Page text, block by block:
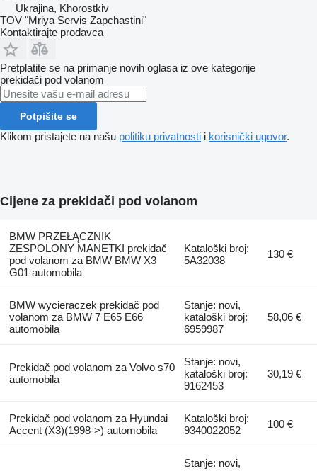
Ukrajina, Khorostkiv
TOV "Mriya Servis Zapchastini"
Kontaktirajte prodavca
Pretplatite se na primanje novih oglasa iz ove kategorije
prekidači pod volanom
Potpišite se
Klikom pristajete na našu politiku privatnosti i korisnički ugovor.
Cijene za prekidači pod volanom
BMW PRZEŁĄCZNIK
ZESPOLONY MANETKI prekidač
pod volanom za BMW BMW X3
G01 automobila
Kataloški broj:
5A32038
130 €
BMW wycieraczek prekidač pod
volanom za BMW 7 E65 E66
automobila
Stanje: novi,
kataloški broj:
6959987
58,06 €
Prekidač pod volanom za Volvo s70
automobila
Stanje: novi,
kataloški broj:
9162453
30,19 €
Prekidač pod volanom za Hyundai
Accent (X3)(1998->) automobila
Kataloški broj:
9340022052
100 €
Stanje: novi,